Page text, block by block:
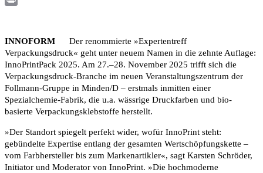
INNOFORM
Der renommierte »Expertentreff
Verpackungsdruck« geht unter neuem Namen in die zehnte Auflage:
InnoPrintPack 2025. Am 27.–28. November 2025 trifft sich die
Verpackungsdruck-Branche im neuen Veranstaltungszentrum der
Follmann-Gruppe in Minden/D – erstmals inmitten einer
Spezialchemie-Fabrik, die u.a. wässrige Druckfarben und bio-
basierte Verpackungsklebstoffe herstellt.
»Der Standort spiegelt perfekt wider, wofür InnoPrint steht:
gebündelte Expertise entlang der gesamten Wertschöpfungskette –
vom Farbhersteller bis zum Markenartikler«, sagt Karsten Schröder,
Initiator und Moderator von InnoPrint. »Die hochmoderne